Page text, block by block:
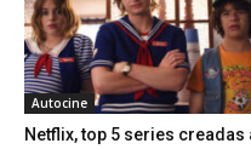
Autocine
Netflix, top 5 series creadas